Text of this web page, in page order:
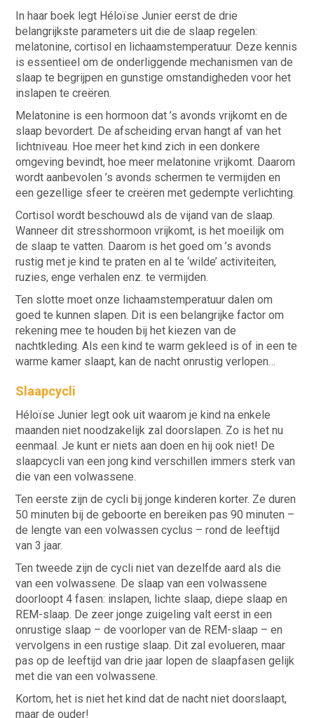
In haar boek legt Héloïse Junier eerst de drie
belangrijkste parameters uit die de slaap regelen:
melatonine, cortisol en lichaamstemperatuur. Deze kennis
is essentieel om de onderliggende mechanismen van de
slaap te begrijpen en gunstige omstandigheden voor het
inslapen te creëren.
Melatonine is een hormoon dat ’s avonds vrijkomt en de
slaap bevordert. De afscheiding ervan hangt af van het
lichtniveau. Hoe meer het kind zich in een donkere
omgeving bevindt, hoe meer melatonine vrijkomt. Daarom
wordt aanbevolen ’s avonds schermen te vermijden en
een gezellige sfeer te creëren met gedempte verlichting.
Cortisol wordt beschouwd als de vijand van de slaap.
Wanneer dit stresshormoon vrijkomt, is het moeilijk om
de slaap te vatten. Daarom is het goed om ’s avonds
rustig met je kind te praten en al te ‘wilde’ activiteiten,
ruzies, enge verhalen enz. te vermijden.
Ten slotte moet onze lichaamstemperatuur dalen om
goed te kunnen slapen. Dit is een belangrijke factor om
rekening mee te houden bij het kiezen van de
nachtkleding. Als een kind te warm gekleed is of in een te
warme kamer slaapt, kan de nacht onrustig verlopen…
Slaapcycli
Héloïse Junier legt ook uit waarom je kind na enkele
maanden niet noodzakelijk zal doorslapen. Zo is het nu
eenmaal. Je kunt er niets aan doen en hij ook niet! De
slaapcycli van een jong kind verschillen immers sterk van
die van een volwassene.
Ten eerste zijn de cycli bij jonge kinderen korter. Ze duren
50 minuten bij de geboorte en bereiken pas 90 minuten –
de lengte van een volwassen cyclus – rond de leeftijd
van 3 jaar.
Ten tweede zijn de cycli niet van dezelfde aard als die
van een volwassene. De slaap van een volwassene
doorloopt 4 fasen: inslapen, lichte slaap, diepe slaap en
REM-slaap. De zeer jonge zuigeling valt eerst in een
onrustige slaap – de voorloper van de REM-slaap – en
vervolgens in een rustige slaap. Dit zal evolueren, maar
pas op de leeftijd van drie jaar lopen de slaapfasen gelijk
met die van een volwassene.
Kortom, het is niet het kind dat de nacht niet doorslaapt,
maar de ouder!